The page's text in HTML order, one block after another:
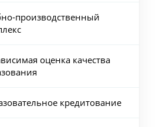
производственный
оценка качества
кредитование